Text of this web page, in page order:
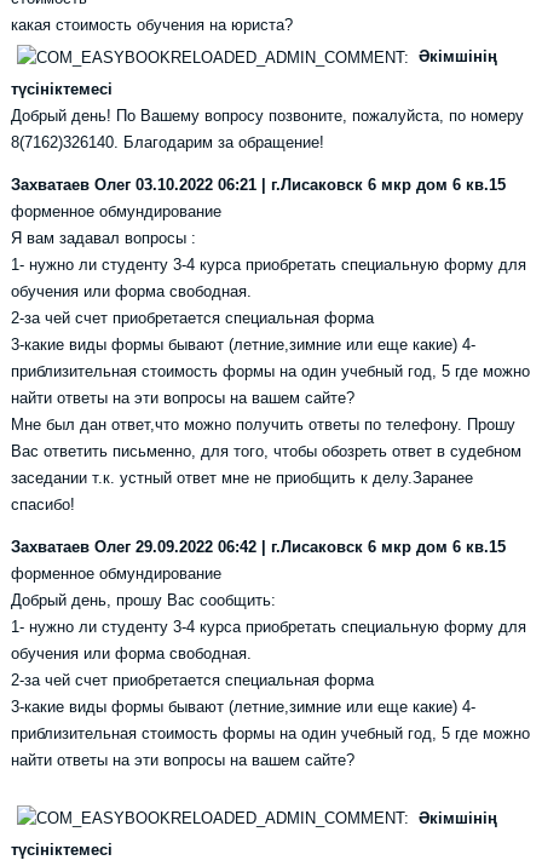
какая стоимость обучения на юриста?
Әкімшінің
түсініктемесі
Добрый день! По Вашему вопросу позвоните, пожалуйста, по номеру
8(7162)326140. Благодарим за обращение!
Захватаев Олег 03.10.2022 06:21 | г.Лисаковск 6 мкр дом 6 кв.15
форменное обмундирование
Я вам задавал вопросы :
1- нужно ли студенту 3-4 курса приобретать специальную форму для
обучения или форма свободная.
2-за чей счет приобретается специальная форма
3-какие виды формы бывают (летние,зимние или еще какие) 4-
приблизительная стоимость формы на один учебный год, 5 где можно
найти ответы на эти вопросы на вашем сайте?
Мне был дан ответ,что можно получить ответы по телефону. Прошу
Вас ответить письменно, для того, чтобы обозреть ответ в судебном
заседании т.к. устный ответ мне не приобщить к делу.Заранее
спасибо!
Захватаев Олег 29.09.2022 06:42 | г.Лисаковск 6 мкр дом 6 кв.15
форменное обмундирование
Добрый день, прошу Вас сообщить:
1- нужно ли студенту 3-4 курса приобретать специальную форму для
обучения или форма свободная.
2-за чей счет приобретается специальная форма
3-какие виды формы бывают (летние,зимние или еще какие) 4-
приблизительная стоимость формы на один учебный год, 5 где можно
найти ответы на эти вопросы на вашем сайте?
Әкімшінің
түсініктемесі